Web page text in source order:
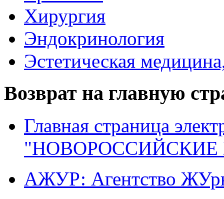
Хирургия
Эндокринология
Эстетическая
Возврат на главную
Главная страница
"НОВОРОССИЙСКИЕ
АЖУР: Агентство